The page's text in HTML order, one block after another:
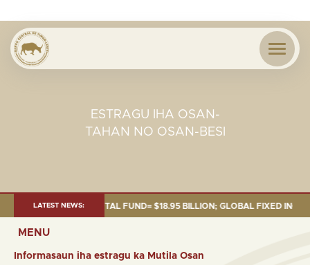
ESTRAGU IHA OSAN-
TAHAN NO OSAN-BESI
LATEST NEWS:
SEP. 2025: TOTAL FUND= $18.95 BILLION; GLOBAL FIXED INCOME=
MENU
Informasaun iha estragu ka Mutila Osan